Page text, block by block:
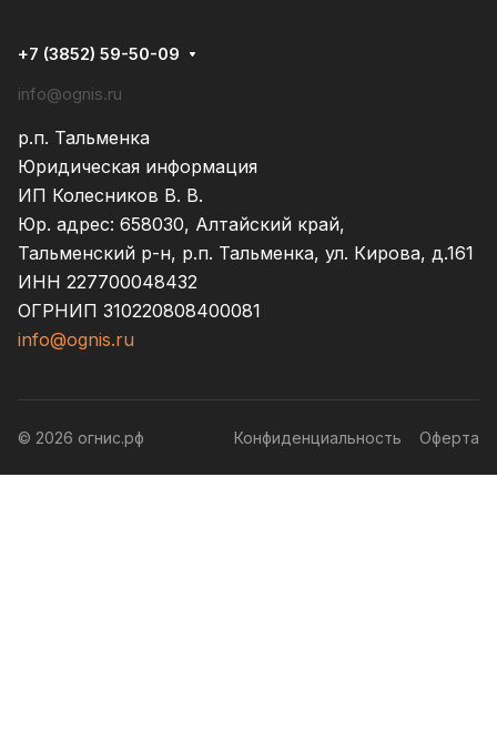
+7 (3852) 59-50-09
info@ognis.ru
р.п. Тальменка
Юридическая информация
ИП Колесников В. В.
Юр. адрес: 658030, Алтайский край,
Тальменский р-н, р.п. Тальменка, ул. Кирова, д.161
ИНН 227700048432
ОГРНИП 310220808400081
info@ognis.ru
© 2026 огнис.рф Конфиденциальность Оферта